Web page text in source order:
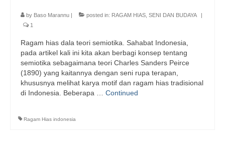
by Baso Marannu posted in: RAGAM HIAS, SENI DAN BUDAYA
1
Ragam hias dala teori semiotika. Sahabat Indonesia,
pada artikel kali ini kita akan berbagi konsep tentang
semiotika sebagaimana teori Charles Sanders Peirce
(1890) yang kaitannya dengan seni rupa terapan,
khususnya melihat karya motif dan ragam hias tradisional
di Indonesia. Beberapa … Continued
Ragam Hias indonesia